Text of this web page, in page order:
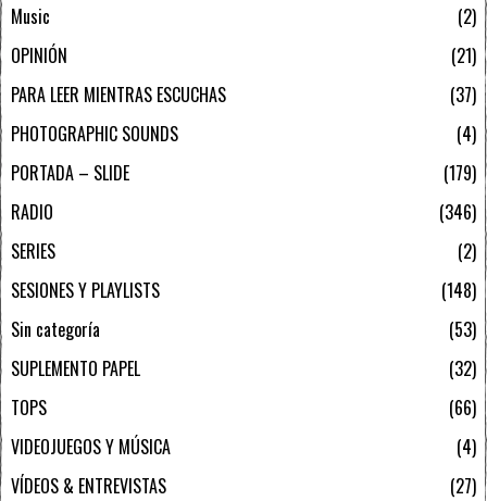
Music
2
OPINIÓN
21
PARA LEER MIENTRAS ESCUCHAS
37
PHOTOGRAPHIC SOUNDS
4
PORTADA – SLIDE
179
RADIO
346
SERIES
2
SESIONES Y PLAYLISTS
148
Sin categoría
53
SUPLEMENTO PAPEL
32
TOPS
66
VIDEOJUEGOS Y MÚSICA
4
VÍDEOS & ENTREVISTAS
27